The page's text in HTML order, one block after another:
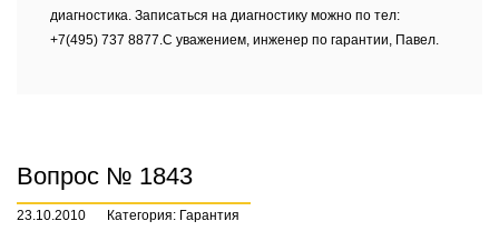
диагностика. Записаться на диагностику можно по тел:
+7(495) 737 8877.С уважением, инженер по гарантии, Павел.
Вопрос № 1843
23.10.2010 Категория: Гарантия